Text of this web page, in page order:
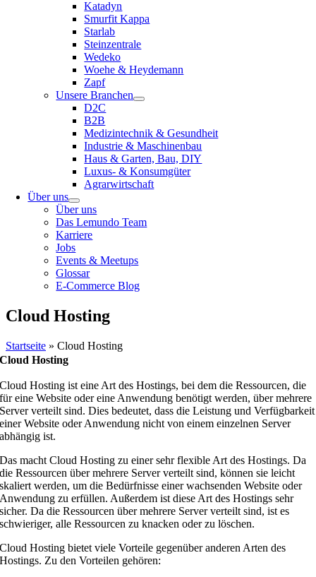
Katadyn
Smurfit Kappa
Starlab
Steinzentrale
Wedeko
Woehe & Heydemann
Zapf
Unsere Branchen
D2C
B2B
Medizintechnik & Gesundheit
Industrie & Maschinenbau
Haus & Garten, Bau, DIY
Luxus- & Konsumgüter
Agrarwirtschaft
Über uns
Über uns
Das Lemundo Team
Karriere
Jobs
Events & Meetups
Glossar
E-Commerce Blog
Cloud Hosting
Startseite » Cloud Hosting
Cloud Hosting
Cloud Hosting ist eine Art des Hostings, bei dem die Ressourcen, die
für eine Website oder eine Anwendung benötigt werden, über mehrere
Server verteilt sind. Dies bedeutet, dass die Leistung und Verfügbarkeit
einer Website oder Anwendung nicht von einem einzelnen Server
abhängig ist.
Das macht Cloud Hosting zu einer sehr flexible Art des Hostings. Da
die Ressourcen über mehrere Server verteilt sind, können sie leicht
skaliert werden, um die Bedürfnisse einer wachsenden Website oder
Anwendung zu erfüllen. Außerdem ist diese Art des Hostings sehr
sicher. Da die Ressourcen über mehrere Server verteilt sind, ist es
schwieriger, alle Ressourcen zu knacken oder zu löschen.
Cloud Hosting bietet viele Vorteile gegenüber anderen Arten des
Hostings. Zu den Vorteilen gehören: